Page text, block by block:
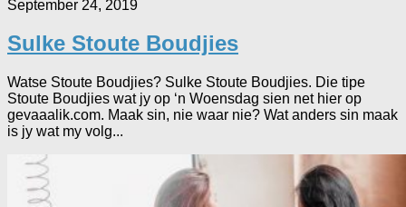
September 24, 2019
Sulke Stoute Boudjies
Watse Stoute Boudjies? Sulke Stoute Boudjies. Die tipe
Stoute Boudjies wat jy op ‘n Woensdag sien net hier op
gevaaalik.com. Maak sin, nie waar nie? Wat anders sin maak
is jy wat my volg...